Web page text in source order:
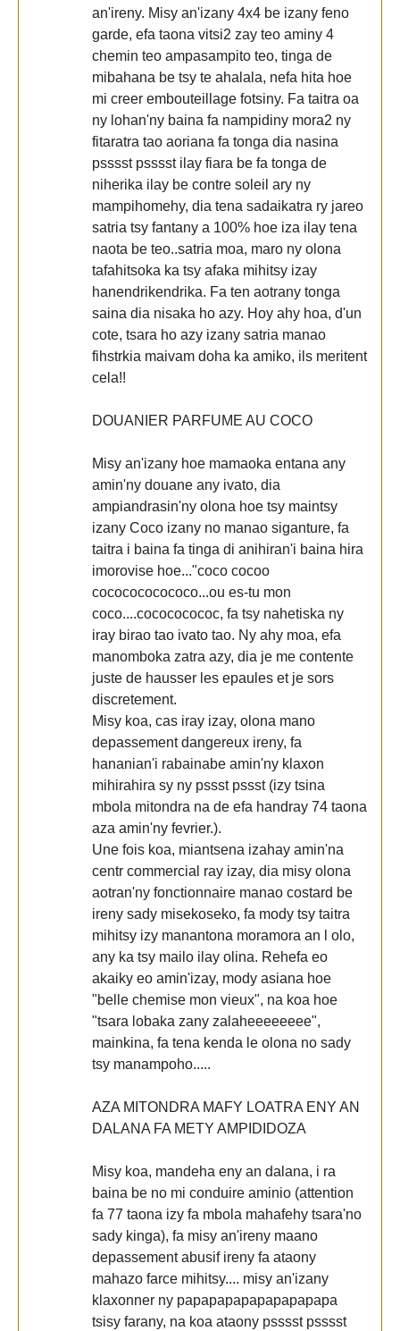
an'ireny. Misy an'izany 4x4 be izany feno
garde, efa taona vitsi2 zay teo aminy 4
chemin teo ampasampito teo, tinga de
mibahana be tsy te ahalala, nefa hita hoe
mi creer embouteillage fotsiny. Fa taitra oa
ny lohan'ny baina fa nampidiny mora2 ny
fitaratra tao aoriana fa tonga dia nasina
psssst psssst ilay fiara be fa tonga de
niherika ilay be contre soleil ary ny
mampihomehy, dia tena sadaikatra ry jareo
satria tsy fantany a 100% hoe iza ilay tena
naota be teo..satria moa, maro ny olona
tafahitsoka ka tsy afaka mihitsy izay
hanendrikendrika. Fa ten aotrany tonga
saina dia nisaka ho azy. Hoy ahy hoa, d'un
cote, tsara ho azy izany satria manao
fihstrkia maivam doha ka amiko, ils meritent
cela!!
DOUANIER PARFUME AU COCO
Misy an'izany hoe mamaoka entana any
amin'ny douane any ivato, dia
ampiandrasin'ny olona hoe tsy maintsy
izany Coco izany no manao siganture, fa
taitra i baina fa tinga di anihiran'i baina hira
imorovise hoe..."coco cocoo
cococococococo...ou es-tu mon
coco....cocococococ, fa tsy nahetiska ny
iray birao tao ivato tao. Ny ahy moa, efa
manomboka zatra azy, dia je me contente
juste de hausser les epaules et je sors
discretement.
Misy koa, cas iray izay, olona mano
depassement dangereux ireny, fa
hananian'i rabainabe amin'ny klaxon
mihirahira sy ny pssst pssst (izy tsina
mbola mitondra na de efa handray 74 taona
aza amin'ny fevrier.).
Une fois koa, miantsena izahay amin'na
centr commercial ray izay, dia misy olona
aotran'ny fonctionnaire manao costard be
ireny sady misekoseko, fa mody tsy taitra
mihitsy izy manantona moramora an l olo,
any ka tsy mailo ilay olina. Rehefa eo
akaiky eo amin'izay, mody asiana hoe
"belle chemise mon vieux", na koa hoe
"tsara lobaka zany zalaheeeeeeee",
mainkina, fa tena kenda le olona no sady
tsy manampoho.....
AZA MITONDRA MAFY LOATRA ENY AN
DALANA FA METY AMPIDIDOZA
Misy koa, mandeha eny an dalana, i ra
baina be no mi conduire aminio (attention
fa 77 taona izy fa mbola mahafehy tsara'no
sady kinga), fa misy an'ireny maano
depassement abusif ireny fa ataony
mahazo farce mihitsy.... misy an'izany
klaxonner ny papapapapapapapapapa
tsisy farany, na koa ataony psssst psssst